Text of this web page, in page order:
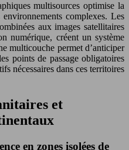
multisources optimise la
complexes. Les
aux images satellitaires
numérique, créent un système
multicouche permet d’anticiper
points de passage obligatoires
nécessaires dans ces territoires
et
en zones isolées de